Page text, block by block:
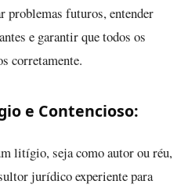
problemas futuros, entender
e garantir que todos os
corretamente.
e Contencioso:
litígio, seja como autor ou réu,
jurídico experiente para